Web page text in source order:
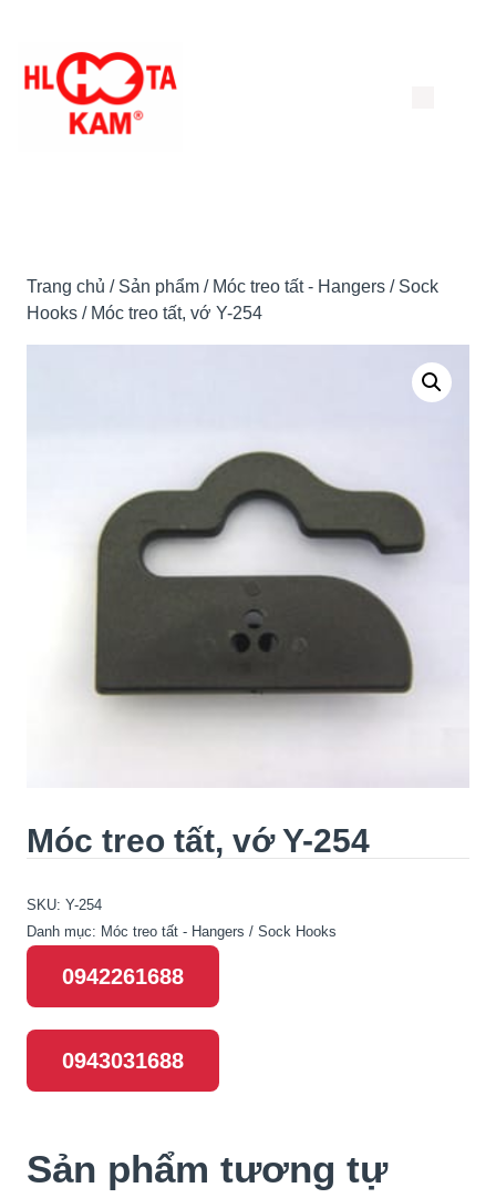
đến
Trang chủ / Sản phẩm / Móc treo tất - Hangers / Sock
Hooks / Móc treo tất, vớ Y-254
Móc treo tất, vớ Y-254
SKU: Y-254
Danh mục: Móc treo tất - Hangers / Sock Hooks
0942261688
0943031688
Sản phẩm tương tự